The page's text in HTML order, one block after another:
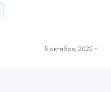
5 октября, 2022 г.